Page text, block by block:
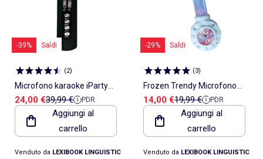
-39% Saldi
(2)
Microfono karaoke iParty
Bluetooth® con altoparlante,
luci e funzione di cambio
voce
Prezzo di vendita
24,00 €Prezzo di riferimento
39,99 € PDR
Aggiungi al
carrello
Venduto da LEXIBOOK LINGUISTIC
-29% Saldi
(3)
Frozen Trendy Microfono
luminoso con altoparlante
(auxin), melodie ed effetti
sonori
Prezzo di vendita
14,00 €Prezzo di riferimento
19,99 € PDR
Aggiungi al
carrello
Venduto da LEXIBOOK LINGUISTIC